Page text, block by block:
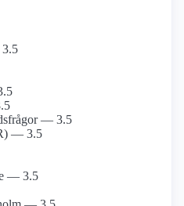
— 3.5
— 3.5
— 3.5